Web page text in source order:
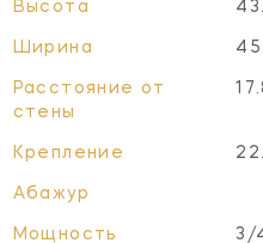
Высота
Ширина
Расстояние от
стены
Крепление
Абажур
Мощность 3/